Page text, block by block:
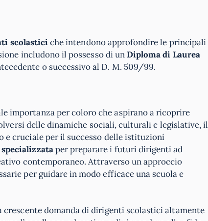
scolasticiche intendono approfondire le principali
includono il possesso di unDiploma di Laurea
o successivo al D. M. 509/99.
importanza per coloro che aspirano a ricoprire
delle dinamiche sociali, culturali e legislative, il
e cruciale per il successo delle istituzioni
per preparare i futuri dirigenti ad
contemporaneo. Attraverso un approccio
per guidare in modo efficace una scuola e
domanda di dirigenti scolastici altamente